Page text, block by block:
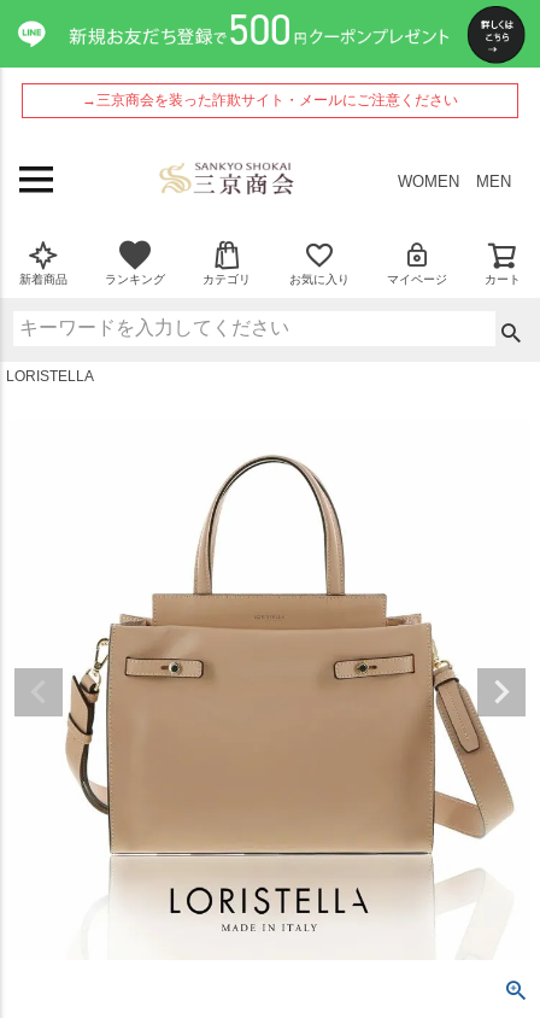
→三京商会を装った詐欺サイト・メールにご注意ください
WOMEN MEN
新着商品 ランキング カテゴリ お気に入り マイページ カート
LORISTELLA
ペー
ジト
ップ
へ